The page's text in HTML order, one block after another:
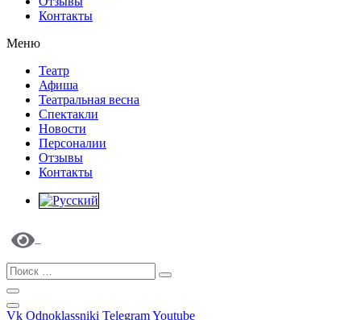
Контакты
Меню
Театр
Афиша
Театральная весна
Спектакли
Новости
Персоналии
Отзывы
Контакты
Vk Odnoklassniki TelegramYoutube